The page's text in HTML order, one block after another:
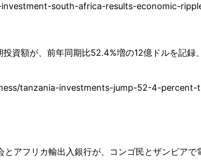
south-africa-results-economic-
資額が、前年同期比52.4%増の12億ドルを記録
tanzania-investments-jump-52-4-
アフリカ輸出入銀行が、コンゴ民とザンビア